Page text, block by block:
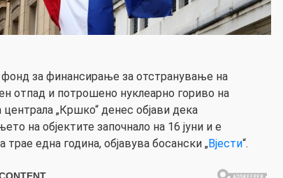
за финансирање за отстранување на
отпад и потрошено нуклеарно гориво на
централа „Кршко“ денес објави дека
на објектите започнало на 16 јуни и е
трае една година, објавува босански „Вјести“.